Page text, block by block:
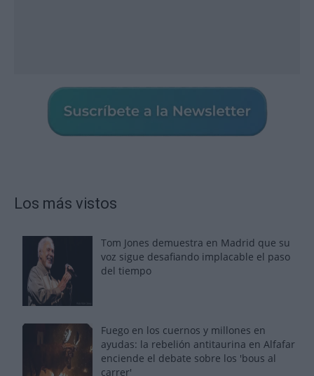
Los más vistos
Tom Jones demuestra en Madrid que su
voz sigue desafiando implacable el paso
del tiempo
Fuego en los cuernos y millones en
ayudas: la rebelión antitaurina en Alfafar
enciende el debate sobre los 'bous al
carrer'